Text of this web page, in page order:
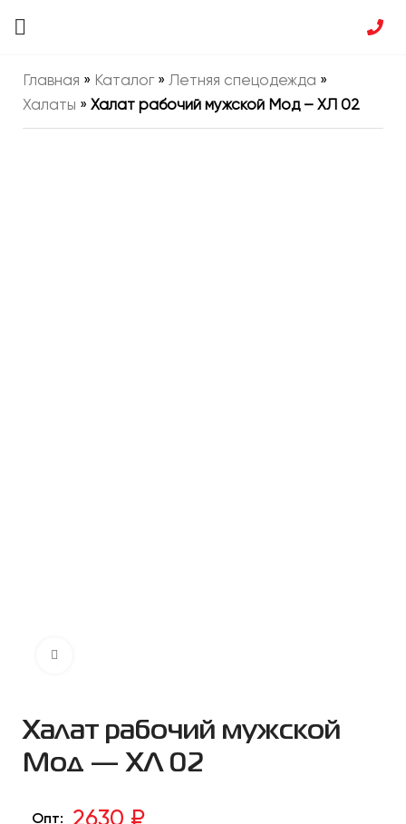
Главная » Каталог» Летняя спецодежда »
Халаты » Халат рабочий мужской Мод – ХЛ 02
Халат рабочий мужской
Мод — ХЛ 02
Опт: